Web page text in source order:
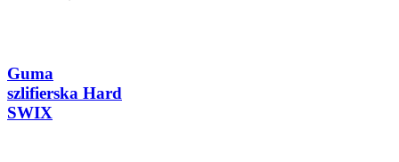
Guma
szlifierska Hard
SWIX